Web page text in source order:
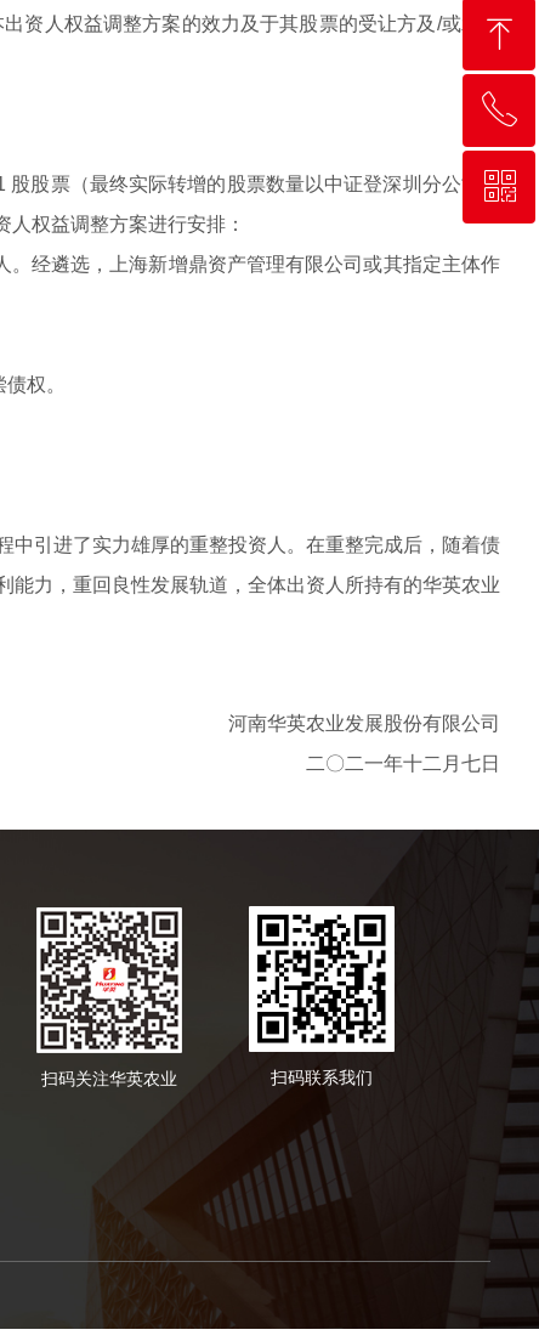
ꁸ
回到顶部
ꂅ
0376-3119902
ꀥ
公众号二维码
资人权益调整方案的效力及于其股票的受让方及/或承继
股票（最终实际转增的股票数量以中证登深圳分公司实
权益调整方案进行安排：
经遴选，上海新增鼎资产管理有限公司或其指定主体作
权。
引进了实力雄厚的重整投资人。在重整完成后，随着债
力，重回良性发展轨道，全体出资人所持有的华英农业
河南华英农业发展股份有限公司
二〇二一年十二月七日
扫码关注华英农业 扫码联系我们